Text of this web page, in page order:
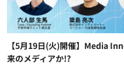
【5月19日(火)開催】Media
来のメディアか!?